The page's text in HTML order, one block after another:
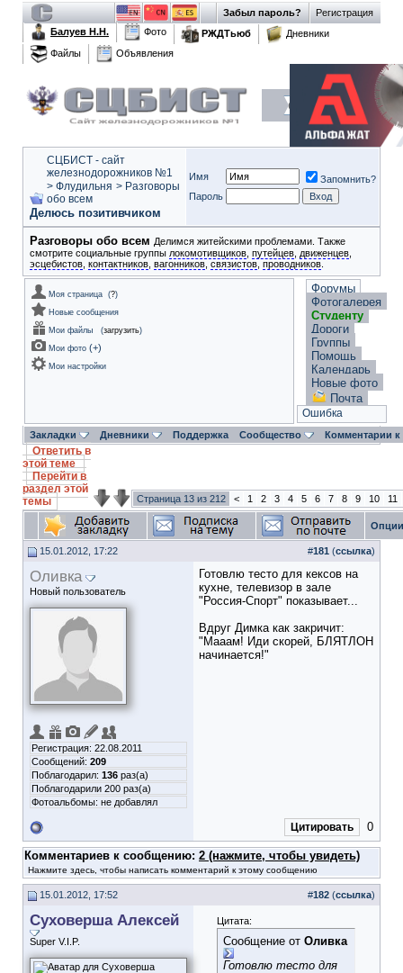
Регистрация
Забыл пароль?
Балуев Н.Н.
Фото РЖДТьюб
Дневники
Файлы
Объявления
СЦБИСТ - сайт
железнодорожников №1
> Флудильня > Разговоры
обо всем
Делюсь позитивчиком
Имя
Запомнить?
Пароль
Разговоры обо всем Делимся житейскими проблемами. Также
смотрите социальные группы локомотивщиков путейцев движенцев
эсцебистов контактников вагонников связистов проводников
Моя страница (?)
Новые сообщения
Мои файлы
(загрузить)
Мои фото (+)
Мои настройки
Форумы
Фотогалерея
Студенту
Дороги
Группы
Помощь
Календарь
Новые фото
Почта
Ошибка
Закладки Дневники Поддержка Сообщество Комментарии
Ответить в
этой теме
Перейти в
раздел этой
темы
Страница 13 из 212 < 1 2 3 4 5 6 7 8 9 10 11
15.01.2012, 17:22 #181 (ссылка)
Оливка
Новый пользователь
Регистрация: 22.08.2011
Сообщений: 209
Поблагодарил: 136 раз(а)
Поблагодарили 200 раз(а)
Фотоальбомы: не добавлял
Готовлю тесто для кексов на
кухне, телевизор в зале
"Россия-Спорт" показывает...
Вдруг Димка как закричит:
"Мааам! Иди скорей, БЛЯТЛОН
начинается!"
Цитировать 0
Комментариев к сообщению: 2 (нажмите, чтобы увидеть)
Нажмите здесь, чтобы написать комментарий к этому сообщению
15.01.2012, 17:52 #182 (ссылка)
Суховерша Алексей
Super V.I.P.
Цитата:
Сообщение от Оливка
Готовлю тесто для